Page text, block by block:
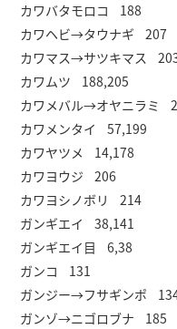
カワバタモロコ 188
カワヘビ→タウナギ 207
カワマス→サツキマス
カワムツ 188,205
カワメバル→オヤニラミ
カワメンタイ 57,199
カワヤツメ 14,178
カワヨウジ 206
カワヨシノボリ 214
ガンギエイ 38,141
ガンギエイ目 6,38
ガンコ 131
ガンジー→フサギンポ
ガンゾ→ニゴロブナ 185